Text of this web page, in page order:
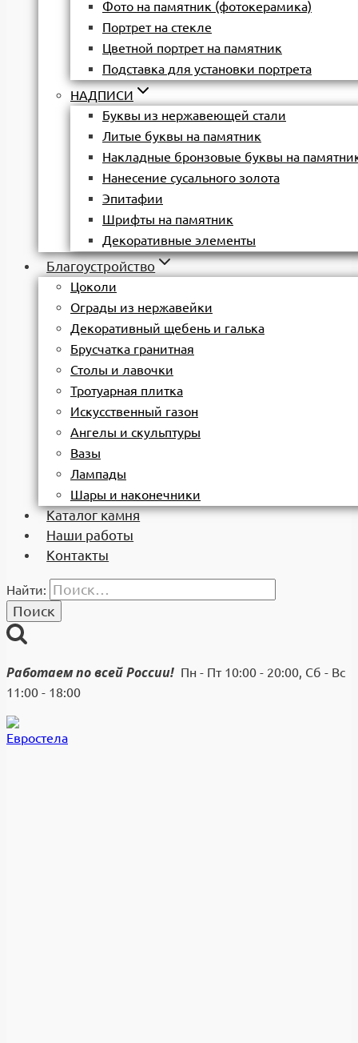
Фото на памятник (фотокерамика)
Портрет на стекле
Цветной портрет на памятник
Подставка для установки портрета
НАДПИСИ
Буквы из нержавеющей стали
Литые буквы на памятник
Накладные бронзовые буквы на
Нанесение сусального золота
Эпитафии
Шрифты на памятник
Декоративные элементы
Благоустройство
Цоколи
Ограды из нержавейки
Декоративный щебень и галька
Брусчатка гранитная
Столы и лавочки
Тротуарная плитка
Искусственный газон
Ангелы и скульптуры
Вазы
Лампады
Шары и наконечники
Каталог камня
Наши работы
Контакты
Найти:
Работаем по всей России! Пн - Пт 10:00 - 20:00, Сб - Вс
11:00 - 18:00